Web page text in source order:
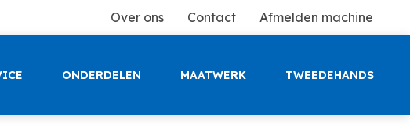
Over ons Contact Afmelden machine
ONDERDELEN MAATWERK TWEEDEHANDS